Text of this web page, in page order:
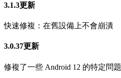
3.1.3更新
快速修複：在舊設備上不會崩潰
3.0.37更新
修複了一些 Android 12 的特定問題